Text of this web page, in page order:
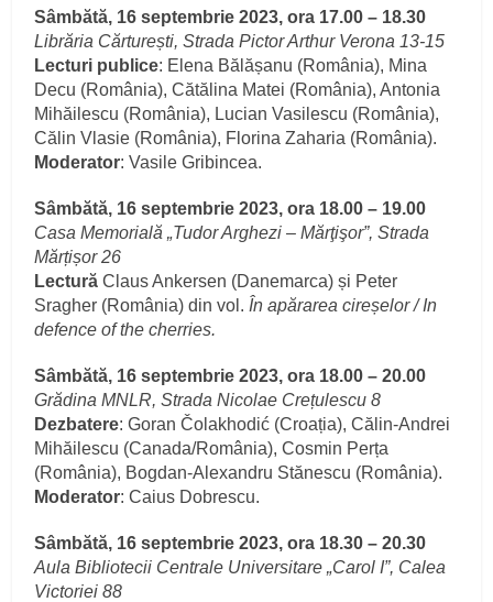
Sâmbătă, 16 septembrie 2023, ora 17.00 – 18.30
Librăria Cărturești, Strada Pictor Arthur Verona 13-15
Lecturi publice: Elena Bălășanu (România), Mina
Decu (România), Cătălina Matei (România), Antonia
Mihăilescu (România), Lucian Vasilescu (România),
Călin Vlasie (România), Florina Zaharia (România).
Moderator: Vasile Gribincea.
Sâmbătă, 16 septembrie 2023, ora 18.00 – 19.00
Casa Memorială „Tudor Arghezi – Mărţişor”, Strada
Mărțișor 26
Lectură Claus Ankersen (Danemarca) și Peter
Sragher (România) din vol. În apărarea cireșelor / In
defence of the cherries.
Sâmbătă, 16 septembrie 2023, ora 18.00 – 20.00
Grădina MNLR, Strada Nicolae Crețulescu 8
Dezbatere: Goran Čolakhodić (Croația), Călin-Andrei
Mihăilescu (Canada/România), Cosmin Perța
(România), Bogdan-Alexandru Stănescu (România).
Moderator: Caius Dobrescu.
Sâmbătă, 16 septembrie 2023, ora 18.30 – 20.30
Aula Bibliotecii Centrale Universitare „Carol I”, Calea
Victoriei 88